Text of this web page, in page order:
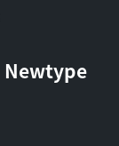
Newtype